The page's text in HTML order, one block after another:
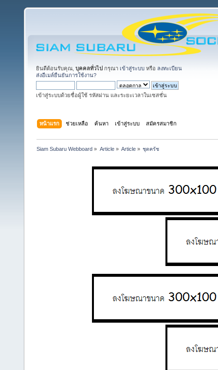
ยินดีต้อนรับคุณ, บุคคลทั่วไป กรุณา เข้าสู่ระบบ หรือ ลงทะเบียน
ส่งอีเมล์ยืนยันการใช้งาน?
เข้าสู่ระบบด้วยชื่อผู้ใช้ รหัสผ่าน และระยะเวลาในเซสชั่น
หน้าแรก ช่วยเหลือ ค้นหา เข้าสู่ระบบ สมัครสมาชิก
Siam Subaru Webboard » Article» Article» ชุดครัช